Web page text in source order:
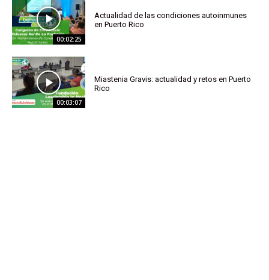
00:02:25
Actualidad de las condiciones autoinmunes
en Puerto Rico
00:03:07
Miastenia Gravis: actualidad y retos en Puerto
Rico